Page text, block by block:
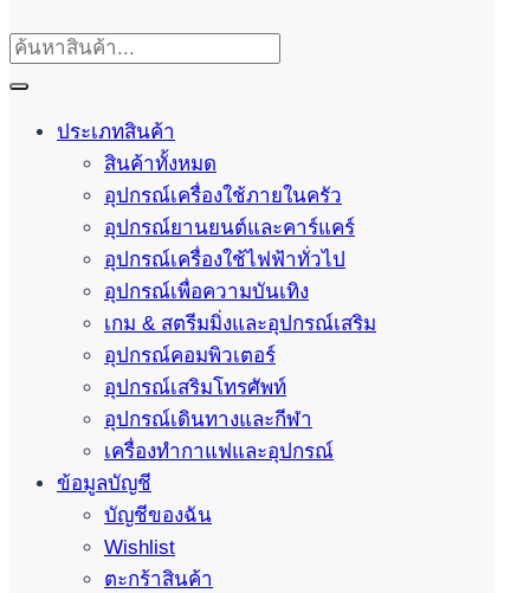
ประเภทสินค้า
สินค้าทั้งหมด
อุปกรณ์เครื่องใช้ภายในครัว
อุปกรณ์ยานยนต์และคาร์แคร์
อุปกรณ์เครื่องใช้ไฟฟ้าทั่วไป
อุปกรณ์เพื่อความบันเทิง
เกม & สตรีมมิ่งและอุปกรณ์เสริม
อุปกรณ์คอมพิวเตอร์
อุปกรณ์เสริมโทรศัพท์
อุปกรณ์เดินทางและกีฬา
เครื่องทำกาแฟและอุปกรณ์
ข้อมูลบัญชี
บัญชีของฉัน
Wishlist
ตะกร้าสินค้า